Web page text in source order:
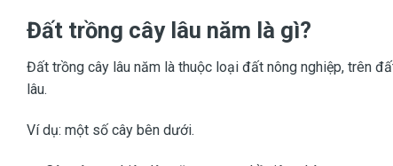
Đất trồng cây lâu năm là gì?
Đất trồng cây lâu năm là thuộc loại đất nông nghiệp, trên
lâu.
Ví dụ: một số cây bên dưới.